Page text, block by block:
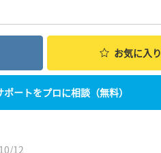
お気に入り
ポートをプロに相談（無料）
12